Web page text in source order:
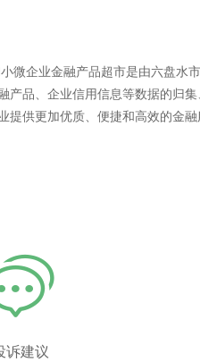
微企业金融产品超市是由六盘水
产品、企业信用信息等数据的归
提供更加优质、便捷和高效的金融
诉建议